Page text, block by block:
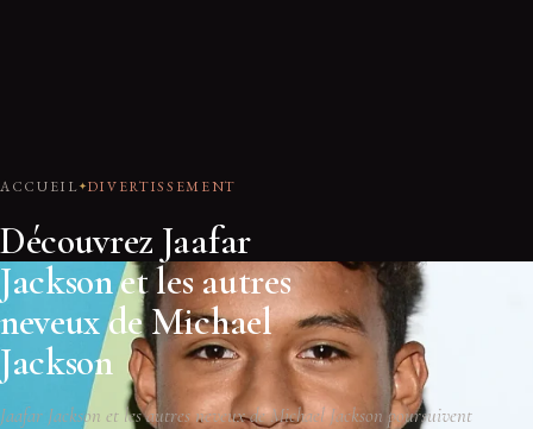
ACCUEIL DIVERTISSEMENT
Découvrez Jaafar
Jackson et les autres
neveux de Michael
Jackson
Jaafar Jackson et les autres neveux de Michael Jackson poursuivent